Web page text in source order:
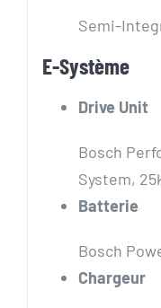
Semi-
E-Système
Drive Unit
Bosch
System,
Batterie
Bosch
Chargeur